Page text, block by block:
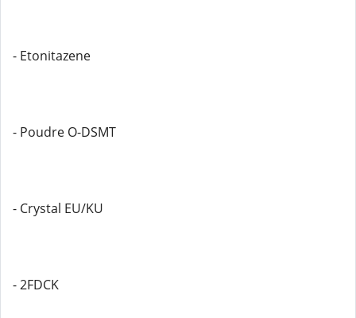
- Etonitazene
- Poudre O-DSMT
- Crystal EU/KU
- 2FDCK